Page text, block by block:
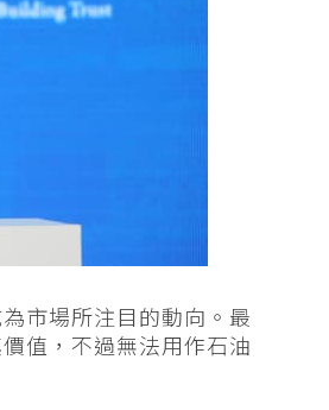
市場所注目的動向。最
值，不過無法用作石油